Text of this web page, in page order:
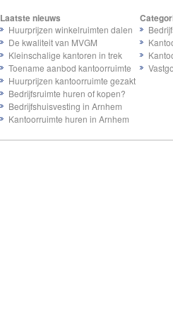
Laatste nieuws
Huurprijzen winkelruimten dalen
De kwaliteit van MVGM
Kleinschalige kantoren in trek
Toename aanbod kantoorruimte
Huurprijzen kantoorruimte gezakt
Bedrijfsruimte huren of kopen?
Bedrijfshuisvesting in Arnhem
Kantoorruimte huren in Arnhem